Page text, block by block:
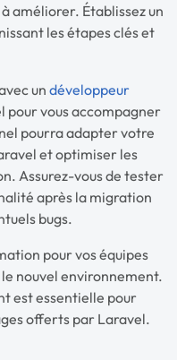
améliorer. Établissez un
les étapes clés et
un développeur
pour vous accompagner
pourra adapter votre
et optimiser les
Assurez-vous de tester
après la migration
bugs.
pour vos équipes
nouvel environnement.
est essentielle pour
offerts par Laravel.